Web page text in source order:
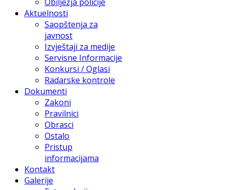
Aktuelnosti
Saopštenja za
javnost
Izvještaji za medije
Servisne Informacije
Konkursi / Oglasi
Radarske kontrole
Dokumenti
Zakoni
Pravilnici
Obrasci
Ostalo
Pristup
informacijama
Kontakt
Galerije